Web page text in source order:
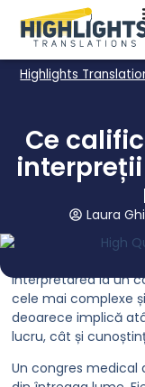
Highlights
Ce
Laura
Pe această
Interpretarea la un
cele mai complexe
deoarece implică
lucru, cât și
Un congres medical